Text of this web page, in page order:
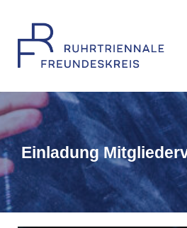
Inhalt
springen
Ruhrtriennale
Einladung